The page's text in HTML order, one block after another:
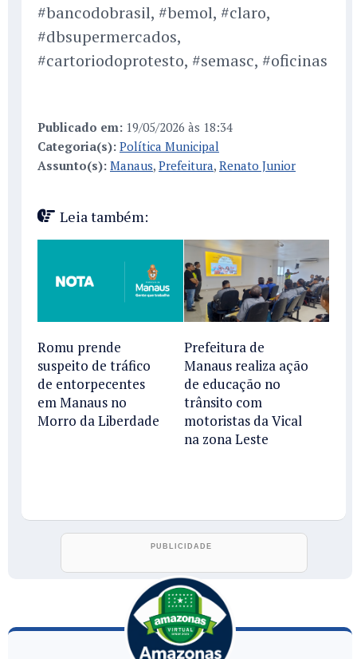
#bancodobrasil, #bemol, #claro,
#dbsupermercados,
#cartoriodoprotesto, #semasc, #oficinas
Publicado em: 19/05/2026 às 18:34
Categoria(s): Política Municipal
Assunto(s): Manaus, Prefeitura, Renato Junior
Leia também:
Romu prende
suspeito de tráfico
de entorpecentes
em Manaus no
Morro da Liberdade
Prefeitura de
Manaus realiza ação
de educação no
trânsito com
motoristas da Vical
na zona Leste